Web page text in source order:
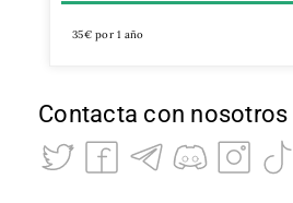
35€ por 1 año
Contacta con nosotros